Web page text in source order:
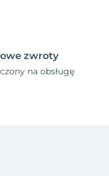
zwroty
na obsługę